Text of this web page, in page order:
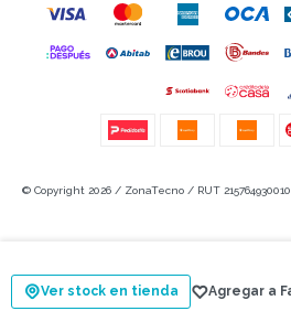
Ver stock en tienda
© Copyright 2026 / ZonaTecno / RUT 215764930010